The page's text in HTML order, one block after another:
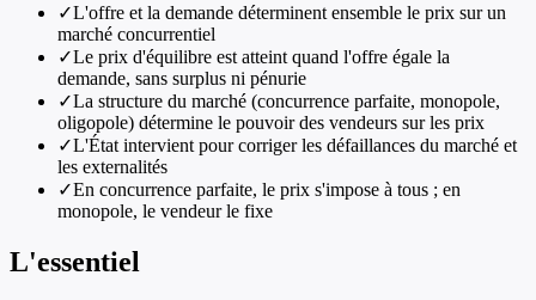
✓L'offre et la demande déterminent ensemble le prix sur un
marché concurrentiel
✓Le prix d'équilibre est atteint quand l'offre égale la
demande, sans surplus ni pénurie
✓La structure du marché (concurrence parfaite, monopole,
oligopole) détermine le pouvoir des vendeurs sur les prix
✓L'État intervient pour corriger les défaillances du marché et
les externalités
✓En concurrence parfaite, le prix s'impose à tous ; en
monopole, le vendeur le fixe
L'essentiel